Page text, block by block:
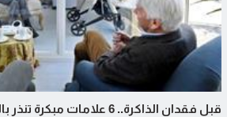
قبل فقدان الذاكرة.. 6 علامات مبكرة تنذر بالخرف